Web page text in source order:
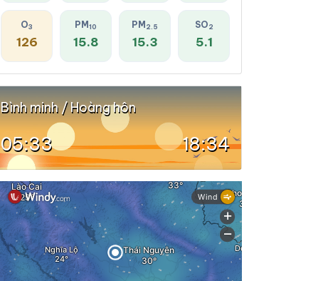
O3
126
PM 10
15.8
PM 2.5
15.3
SO2
5.1
Bình minh / Hoàng hôn
05:33 18:34